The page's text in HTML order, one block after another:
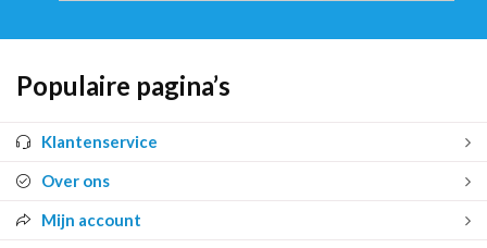
Populaire pagina’s
Klantenservice
Over ons
Mijn account